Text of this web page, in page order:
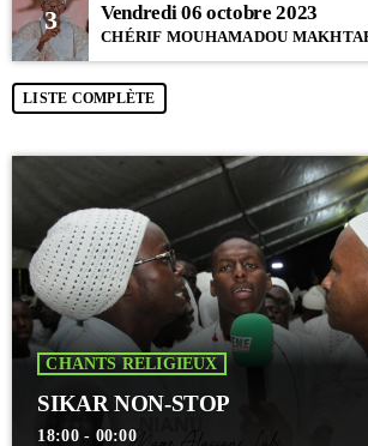
3 Vendredi 06 octobre 2023
CHÉRIF MOUHAMADOU
LISTE COMPLÈTE
CHANTS RELIGIEUX
SIKAR NON-STOP
18:00 - 00:00